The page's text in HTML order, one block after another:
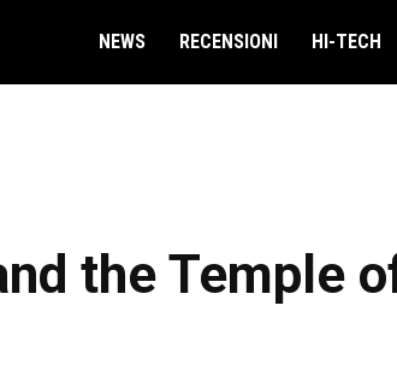
NEWS RECENSIONI HI-TECH
the Temple